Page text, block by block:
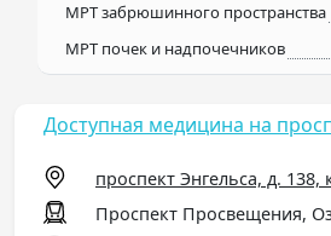
МРТ забрюшинного пространства
МРТ почек и надпочечников
Доступная медицина на
проспект Энгельса, д. 138,
Проспект Просвещения,